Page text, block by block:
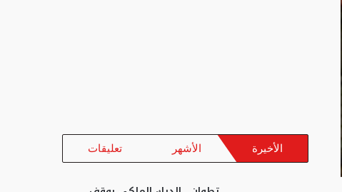
الأخيرة الأشهر تعليقات